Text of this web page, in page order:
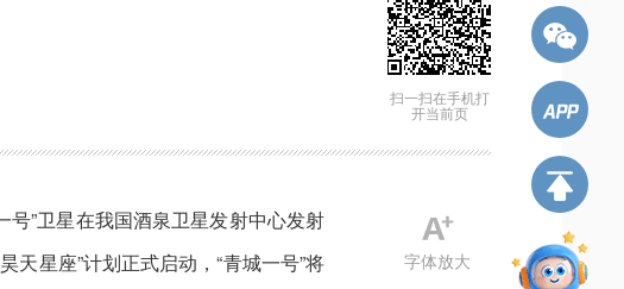
扫一扫在手机打
开当前页
”卫星在我国酒泉卫星发射中心发射
天星座”计划正式启动，“青城一号”将
字体放大